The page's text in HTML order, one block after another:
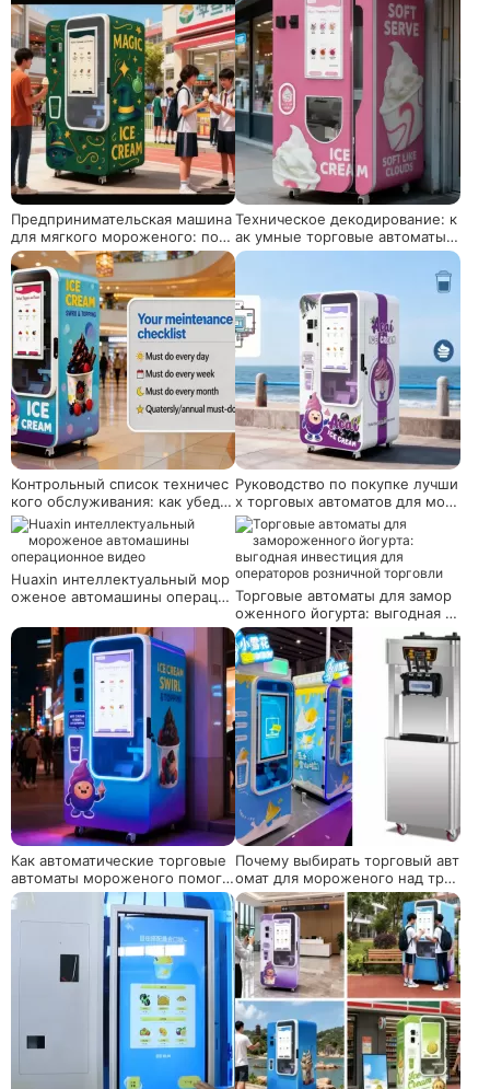
Предпринимательская машина
для мягкого мороженого: пол
ностью автоматическое решен
ие для прибыли даже для начи
нающих
Техническое декодирование: к
ак умные торговые автоматы
мороженого восстанавливают
коммерческую отдачу с помощ
ью 5-секундного быстрого охл
аждения и облачной ОС
Контрольный список техничес
кого обслуживания: как убедит
ься, что ваш торговый автомат
для мороженого работает 24 /
7
Руководство по покупке лучши
х торговых автоматов для мор
оженого в продаже в 2025 год
у
Huaxin интеллектуальный мор
оженое автомашины операцио Торговые автоматы для замор
оженного йогурта: выгодная и
нвестиция для операторов роз
ничной торговли
Как автоматические торговые
автоматы мороженого помога
ют МСП выйти на рынок моро
женого с низким риском
Почему выбирать торговый авт
омат для мороженого над тра
диционным?